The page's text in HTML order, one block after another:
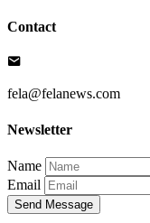
Contact
fela@felanews.com
Newsletter
Name
Email
Send Message